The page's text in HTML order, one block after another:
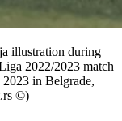
illustration during
2022/2023 match
in Belgrade,
©)